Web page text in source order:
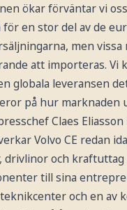
ökar förväntar vi
en stor del av de
men vissa
att importeras. Vi
globala leveransen
på hur marknaden
Claes Eliasson
Volvo CE redan
drivlinor och kraftuttag
till sina
och en av